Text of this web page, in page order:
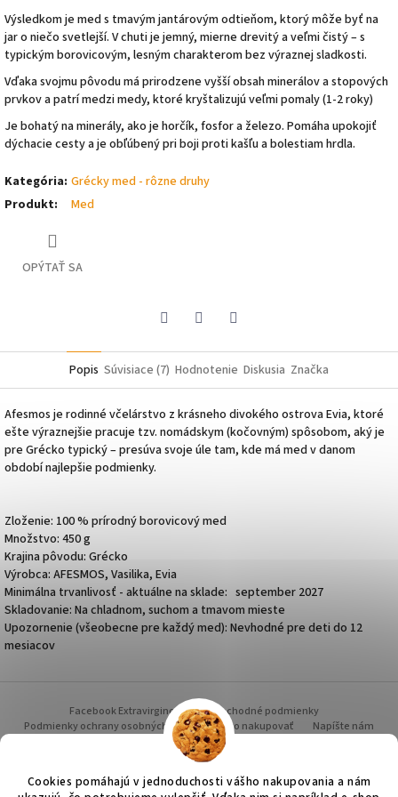
Cookies pomáhajú v jednoduchosti vášho nakupovania a nám
Výsledkom je med s tmavým jantárovým odtieňom, ktorý môže byť na
jar o niečo svetlejší. V chuti je jemný, mierne drevitý a veľmi čistý – s
typickým borovicovým, lesným charakterom bez výraznej sladkosti.
Vďaka svojmu pôvodu má prirodzene vyšší obsah minerálov a stopových
prvkov a patrí medzi medy, ktoré kryštalizujú veľmi pomaly (1-2 roky)
Je bohatý na minerály, ako je horčík, fosfor a železo. Pomáha upokojiť
dýchacie cesty a je obľúbený pri boji proti kašľu a bolestiam hrdla.
Kategória: Grécky med - rôzne druhy
Produkt: Med
OPÝTAŤ SA
Popis Súvisiace (7) Hodnotenie Diskusia Značka
Afesmos je rodinné včelárstvo z krásneho divokého ostrovaEvia, ktoré
ešte výraznejšie pracuje tzv. nomádskym (kočovným) spôsobom, aký je
pre Grécko typický – presúva svoje úle tam, kde má med v danom
období najlepšie podmienky.
Zloženie: 100 % prírodný borovicový med
Množstvo: 450 g
Krajina pôvodu: Grécko
Výrobca: AFESMOS, Vasilika, Evia
Minimálna trvanlivosť - aktuálne na sklade: september 2027
Skladovanie: Na chladnom, suchom a tmavom mieste
Upozornenie (všeobecne pre každý med): Nevhodné pre deti do 12
mesiacov
p
ä
Facebook Extravirginoil.sk
Obchodné podmienky
Podmienky ochrany osobných údajov
Ako nakupovať
Napíšte nám
Doprava a platba
O NÁS - prečo práve Grécko